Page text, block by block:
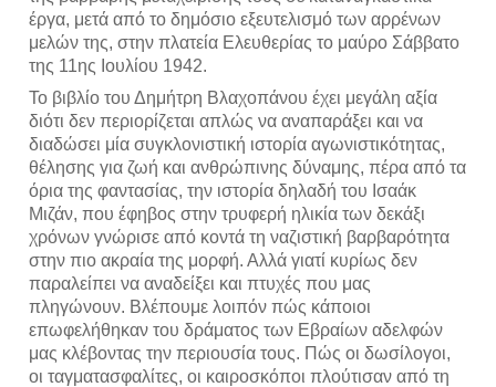
έργα, μετά από το δημόσιο εξευτελισμό των αρρένων
μελών της, στην πλατεία Ελευθερίας το μαύρο Σάββατο
της 11ης Ιουλίου 1942.
Το βιβλίο του Δημήτρη Βλαχοπάνου έχει μεγάλη αξία
διότι δεν περιορίζεται απλώς να αναπαράξει και να
διαδώσει μία συγκλονιστική ιστορία αγωνιστικότητας,
θέλησης για ζωή και ανθρώπινης δύναμης, πέρα από τα
όρια της φαντασίας, την ιστορία δηλαδή του Ισαάκ
Μιζάν, που έφηβος στην τρυφερή ηλικία των δεκάξι
χρόνων γνώρισε από κοντά τη ναζιστική βαρβαρότητα
στην πιο ακραία της μορφή. Αλλά γιατί κυρίως δεν
παραλείπει να αναδείξει και πτυχές που μας
πληγώνουν. Βλέπουμε λοιπόν πώς κάποιοι
επωφελήθηκαν του δράματος των Εβραίων αδελφών
μας κλέβοντας την περιουσία τους. Πώς οι δωσίλογοι,
οι ταγματασφαλίτες, οι καιροσκόποι πλούτισαν από τη